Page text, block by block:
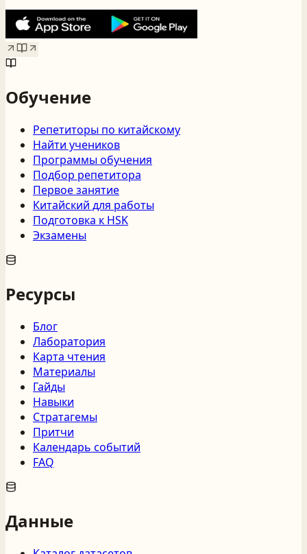
Обучение
Репетиторы по китайскому
Найти учеников
Программы обучения
Подбор репетитора
Первое занятие
Китайский для работы
Подготовка к HSK
Экзамены
Ресурсы
Блог
Лаборатория
Карта чтения
Материалы
Гайды
Навыки
Стратагемы
Притчи
Календарь событий
FAQ
Данные